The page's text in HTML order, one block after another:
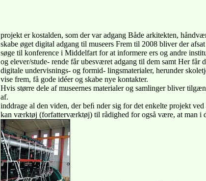
projekt er kostalden, som der var adgang Både arkitekten,
skabe øget digital adgang til museers Frem til 2008 bliver der
søge til konference i Middelfart for at informere ers og andre
og elever/stude- rende får ubesværet adgang til dem samt Her
digitale undervisnings- og formid- lingsmaterialer, herunder
vise frem, få gode idéer og skabe nye kontakter.
Hvis større dele af museernes materialer og samlinger bliver
af.
inddrage al den viden, der beﬁ nder sig for det enkelte projekt
kan værktøj (forfatterværktøj) til rådighed for også være, at man i